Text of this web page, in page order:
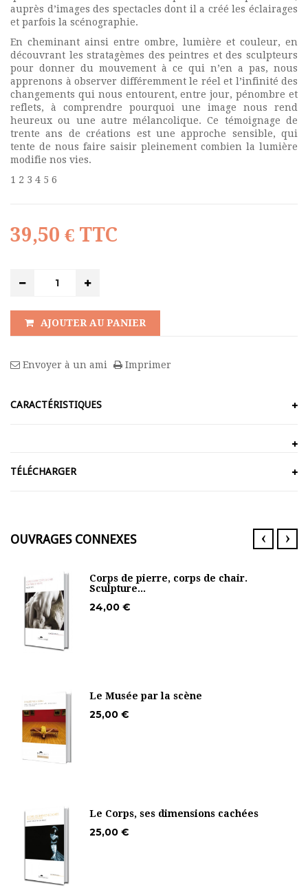
auprès d’images des spectacles dont il a créé les éclairages
et parfois la scénographie.
En cheminant ainsi entre ombre, lumière et couleur, en
découvrant les stratagèmes des peintres et des sculpteurs
pour donner du mouvement à ce qui n’en a pas, nous
apprenons à observer différemment le réel et l’infinité des
changements qui nous entourent, entre jour, pénombre et
reflets, à comprendre pourquoi une image nous rend
heureux ou une autre mélancolique. Ce témoignage de
trente ans de créations est une approche sensible, qui
tente de nous faire saisir pleinement combien la lumière
modifie nos vies.
1 2 3 4 5 6
39,50 € TTC
AJOUTER AU PANIER
Envoyer à un ami Imprimer
CARACTÉRISTIQUES
TÉLÉCHARGER
OUVRAGES CONNEXES ‹ ›
Corps de pierre, corps de chair.
Sculpture...
24,00 €
Le Musée par la scène
25,00 €
Le Corps, ses dimensions cachées
25,00 €